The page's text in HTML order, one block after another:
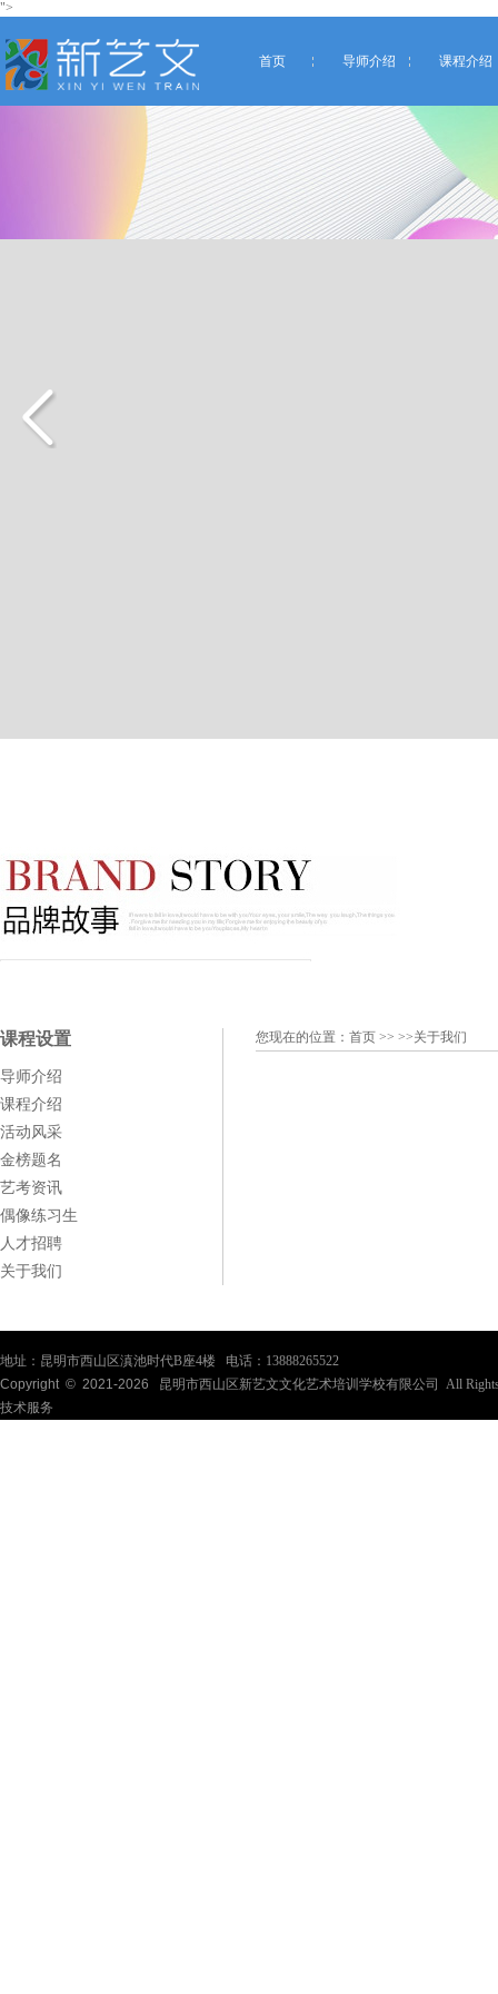
">
首页 导师介绍 课程介绍
课程设置
导师介绍
课程介绍
活动风采
金榜题名
艺考资讯
偶像练习生
人才招聘
关于我们
您现在的位置： 首页 >> >>关于我们
地址：昆明市西山区滇池时代B座4楼 电话：13888265522
Copyright © 2021-2026
昆明市西山区新艺文文化艺术培训学校有限公司 All
技术服务